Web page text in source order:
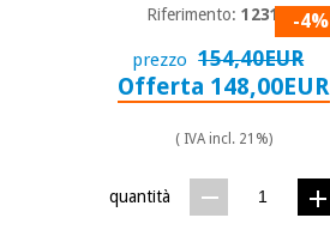
Riferimento:12314 -4%
prezzo 154,40EUR
Offerta 148,00EUR
( IVA incl. 21%)
quantità